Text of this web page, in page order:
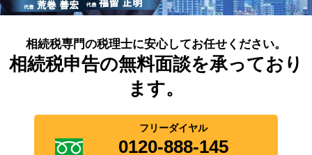
相続税専門の税理士に安心してお任せください。
相続税申告の無料面談を承っており
ます。
フリーダイヤル
0120-888-145